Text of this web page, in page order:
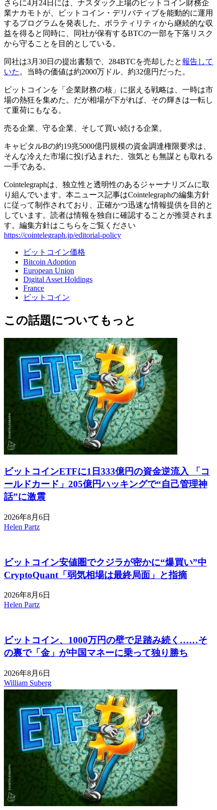
さらに4月24日には、ナスダック上場のビットコイン財務企
業ナカモトが、ビットコイン・デリバティブを能動的に運用
するプログラムを発表した。ボラティリティから継続的な収
益を得ると同時に、同社が保有するBTCの一部を下落リスク
から守ることを目的としている。
同社は3月30日の提出書類で、284BTCを売却したと報告して
いた 。当時の価値は約2000万ドル、約32億円だった。
ビットコインを「企業財務の核」に据える戦略は、一時は市
場の熱狂を集めた。だが相場が下がれば、その輝きは一転し
て重荷にもなる。
売る企業、守る企業、そして買い続ける企業。
キャピタルBの約19兆5000億円規模の資金調達権限要求は、
そんな冷えた市場に投げ込まれた、強気とも無謀とも取れる
一手である。
Cointelegraphは、独立性と透明性のあるジャーナリズムに取
り組んでいます。本ニュース記事はCointelegraphの編集方針
に従って制作されており、正確かつ迅速な情報提供を目的と
しています。読者は情報を独自に確認することが推奨されま
す。編集方針はこちらをご覧ください
https://cointelegraph.jp/editorial-policy
ビットコイン価格
Bitcoin Adoption
European Union
Digital Asset Holdings
France
ビットコイン
この話題についてもっと
ビットコインETFに1日333億円の資金逆流入 「コ
ールドカード」205億円ハッキングで“自己管理神
話”に激震
2026年8月6日
Helen Partz
ビットコイン安値圏でクジラが密かに“爆買い”中
CryptoQuant「弱気相場は最終局面」と指摘
2026年8月6日
Helen Partz
ビットコイン、1000万円の壁で足踏み続く……そ
の裏で「金」が中国マネーに乗って独り勝ち
2026年8月6日
William Suberg